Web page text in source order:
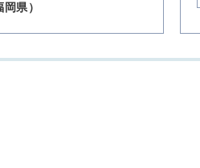
県）